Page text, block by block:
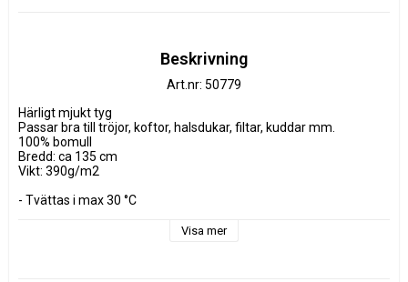
Beskrivning
Art.nr: 50779
Härligt mjukt tyg
Passar bra till tröjor, koftor, halsdukar, filtar, kuddar mm.
100% bomull
Bredd: ca 135 cm
Vikt: 390g/m2
- Tvättas i max 30 °C
Visa mer